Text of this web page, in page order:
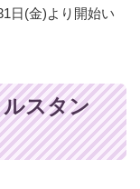
日(金)より開始い
スタン